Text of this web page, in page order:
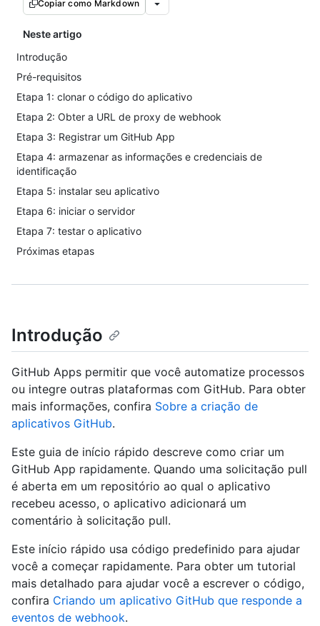
Copiar como Markdown
Neste artigo
Introdução
Pré-requisitos
Etapa 1: clonar o código do aplicativo
Etapa 2: Obter a URL de proxy de webhook
Etapa 3: Registrar um GitHub App
Etapa 4: armazenar as informações e credenciais de
identificação
Etapa 5: instalar seu aplicativo
Etapa 6: iniciar o servidor
Etapa 7: testar o aplicativo
Próximas etapas
Introdução
GitHub Apps permitir que você automatize processos
ou integre outras plataformas com GitHub. Para obter
mais informações, confira Sobre a criação de
aplicativos GitHub.
Este guia de início rápido descreve como criar um
GitHub App rapidamente. Quando uma solicitação pull
é aberta em um repositório ao qual o aplicativo
recebeu acesso, o aplicativo adicionará um
comentário à solicitação pull.
Este início rápido usa código predefinido para ajudar
você a começar rapidamente. Para obter um tutorial
mais detalhado para ajudar você a escrever o código,
confira Criando um aplicativo GitHub que responde a
eventos de webhook.